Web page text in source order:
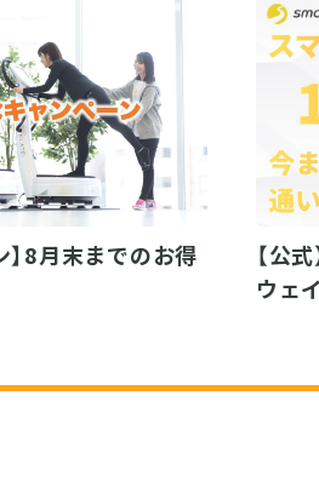
】8月末までのお得
【公
ウェ